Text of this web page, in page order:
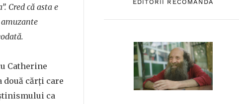
EDITORII RECOMANDĂ
Cred că asta e
Catherine
două cărți care
ca